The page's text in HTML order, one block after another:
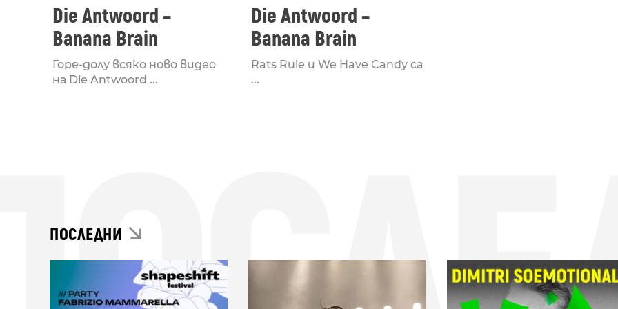
Die Antwoord –
Banana Brain
Горе-долу всяко ново видео
на Die Antwoord ...
Die Antwoord –
Banana Brain
Rats Rule и We Have Candy са
...
ПОСЛЕДНИ